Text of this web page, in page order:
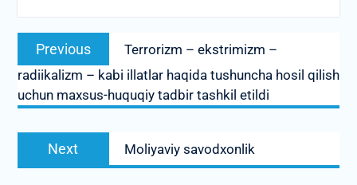
Post
menyusi
Previous
Previous
post:
Terrorizm – ekstrimizm –
radiikalizm – kabi illatlar haqida tushuncha hosil qilish
uchun maxsus-huquqiy tadbir tashkil etildi
Next
Next
post:
Moliyaviy savodxonlik